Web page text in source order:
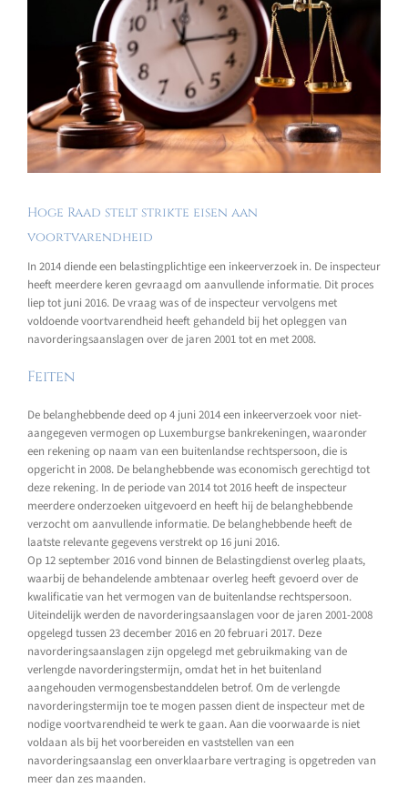
Hoge Raad stelt strikte eisen aan
voortvarendheid
In 2014 diende een belastingplichtige een inkeerverzoek in. De inspecteur
heeft meerdere keren gevraagd om aanvullende informatie. Dit proces
liep tot juni 2016. De vraag was of de inspecteur vervolgens met
voldoende voortvarendheid heeft gehandeld bij het opleggen van
navorderingsaanslagen over de jaren 2001 tot en met 2008.
Feiten
De belanghebbende deed op 4 juni 2014 een inkeerverzoek voor niet-
aangegeven vermogen op Luxemburgse bankrekeningen, waaronder
een rekening op naam van een buitenlandse rechtspersoon, die is
opgericht in 2008. De belanghebbende was economisch gerechtigd tot
deze rekening. In de periode van 2014 tot 2016 heeft de inspecteur
meerdere onderzoeken uitgevoerd en heeft hij de belanghebbende
verzocht om aanvullende informatie. De belanghebbende heeft de
laatste relevante gegevens verstrekt op 16 juni 2016.
Op 12 september 2016 vond binnen de Belastingdienst overleg plaats,
waarbij de behandelende ambtenaar overleg heeft gevoerd over de
kwalificatie van het vermogen van de buitenlandse rechtspersoon.
Uiteindelijk werden de navorderingsaanslagen voor de jaren 2001-2008
opgelegd tussen 23 december 2016 en 20 februari 2017. Deze
navorderingsaanslagen zijn opgelegd met gebruikmaking van de
verlengde navorderingstermijn, omdat het in het buitenland
aangehouden vermogensbestanddelen betrof. Om de verlengde
navorderingstermijn toe te mogen passen dient de inspecteur met de
nodige voortvarendheid te werk te gaan. Aan die voorwaarde is niet
voldaan als bij het voorbereiden en vaststellen van een
navorderingsaanslag een onverklaarbare vertraging is opgetreden van
meer dan zes maanden.